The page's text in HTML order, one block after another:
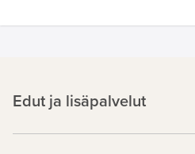
Edut ja lisäpalvelut